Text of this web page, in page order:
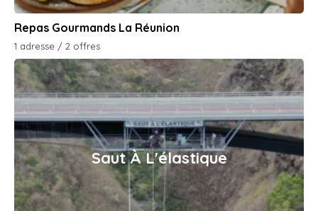
Repas Gourmands La Réunion
1 adresse / 2 offres
Saut À L'élastique